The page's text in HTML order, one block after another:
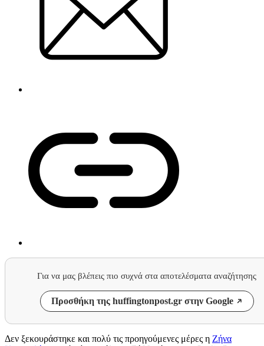
Για να μας βλέπεις πιο συχνά στα αποτελέσματα αναζήτησης
Προσθήκη της huffingtonpost.gr στην Google
Δεν ξεκουράστηκε και πολύ τις προηγούμενες μέρες η Ζήνα